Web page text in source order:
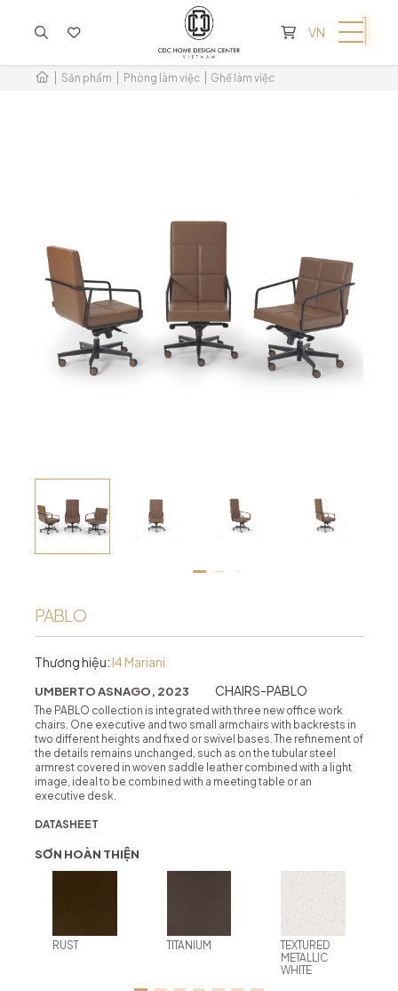
KHÔNG CÓ SẢN PHẨM TRONG GIỎ HÀNG
VN
Sản phẩm Phòng làm việc Ghế làm việc
PABLO
Thương hiệu: I4 Mariani
UMBERTO ASNAGO, 2023 CHAIRS-PABLO
The PABLO collection is integrated with three new office work
chairs. One executive and two small armchairs with backrests in
two different heights and fixed or swivel bases. The refinement of
the details remains unchanged, such as on the tubular steel
armrest covered in woven saddle leather combined with a light
image, ideal to be combined with a meeting table or an
executive desk.
DATASHEET
SƠN HOÀN THIỆN
RUST TITANIUM
TEXTURED
METALLIC
WHITE